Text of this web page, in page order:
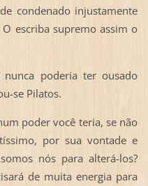
condenado injustamente
escriba supremo assim o
poderia ter ousado
se Pilatos.
poder você teria, se não
por sua vontade e
nós para alterá-los?
de muita energia para